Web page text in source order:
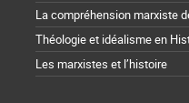
La compréhension marxiste
Théologie et idéalisme en
Les marxistes et l’histoire